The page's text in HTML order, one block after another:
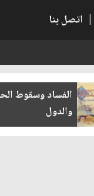
| اتصل بنا
الفساد وسقوط
والدول